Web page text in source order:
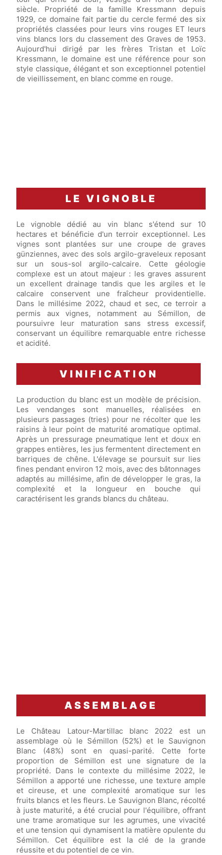
siècle. Propriété de la famille Kressmann depuis
1929, ce domaine fait partie du cercle fermé des six
propriétés classées pour leurs vins rouges ET leurs
vins blancs lors du classement des Graves de 1953.
Aujourd'hui dirigé par les frères Tristan et Loïc
Kressmann, le domaine est une référence pour son
style classique, élégant et son exceptionnel potentiel
de vieillissement, en blanc comme en rouge.
LE VIGNOBLE
Le vignoble dédié au vin blanc s'étend sur 10
hectares et bénéficie d'un terroir exceptionnel. Les
vignes sont plantées sur une croupe de graves
günziennes, avec des sols argilo-graveleux reposant
sur un sous-sol argilo-calcaire. Cette géologie
complexe est un atout majeur : les graves assurent
un excellent drainage tandis que les argiles et le
calcaire conservent une fraîcheur providentielle.
Dans le millésime 2022, chaud et sec, ce terroir a
permis aux vignes, notamment au Sémillon, de
poursuivre leur maturation sans stress excessif,
conservant un équilibre remarquable entre richesse
et acidité.
VINIFICATION
La production du blanc est un modèle de précision.
Les vendanges sont manuelles, réalisées en
plusieurs passages (tries) pour ne récolter que les
raisins à leur point de maturité aromatique optimal.
Après un pressurage pneumatique lent et doux en
grappes entières, les jus fermentent directement en
barriques de chêne. L'élevage se poursuit sur lies
fines pendant environ 12 mois, avec des bâtonnages
adaptés au millésime, afin de développer le gras, la
complexité et la longueur en bouche qui
caractérisent les grands blancs du château.
ASSEMBLAGE
Le Château Latour-Martillac blanc 2022 est un
assemblage où le Sémillon (52%) et le Sauvignon
Blanc (48%) sont en quasi-parité. Cette forte
proportion de Sémillon est une signature de la
propriété. Dans le contexte du millésime 2022, le
Sémillon a apporté une richesse, une texture ample
et cireuse, et une complexité aromatique sur les
fruits blancs et les fleurs. Le Sauvignon Blanc, récolté
à juste maturité, a été crucial pour l'équilibre, offrant
une trame aromatique sur les agrumes, une vivacité
et une tension qui dynamisent la matière opulente du
Sémillon. Cet équilibre est la clé de la grande
réussite et du potentiel de ce vin.